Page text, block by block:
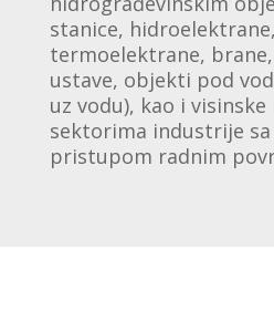
stanice,
termoelektrane,
ustave, objekti pod
uz vodu), kao i
sektorima industrije
pristupom radnim